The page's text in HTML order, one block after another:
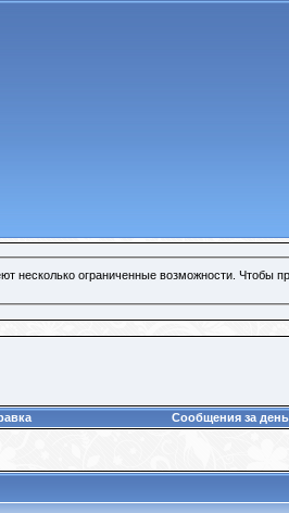
ограниченные возможности. Чтобы
Сообщения за день